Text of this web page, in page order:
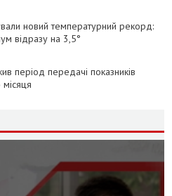
новий температурний рекорд:
відразу на 3,5°
період передачі показників